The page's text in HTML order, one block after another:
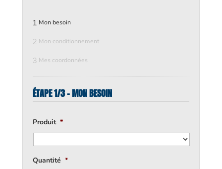
1 Mon besoin
2 Mon conditionnement
3 Mes coordonnées
ÉTAPE 1/3 - MON BESOIN
Produit *
Quantité *